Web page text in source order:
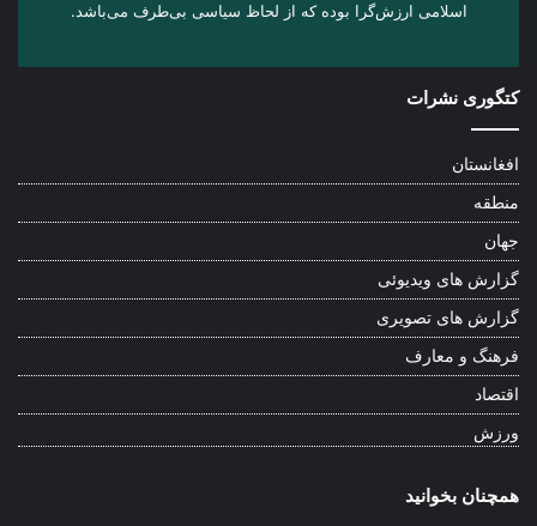
اسلامی ارزش‌گرا بوده که از لحاظ سیاسی بی‌طرف می‌باشد.
کتگوری نشرات
افغانستان
منطقه
جهان
گزارش های ویدیوئی
گزارش های تصویری
فرهنگ و معارف
اقتصاد
ورزش
همچنان بخوانید